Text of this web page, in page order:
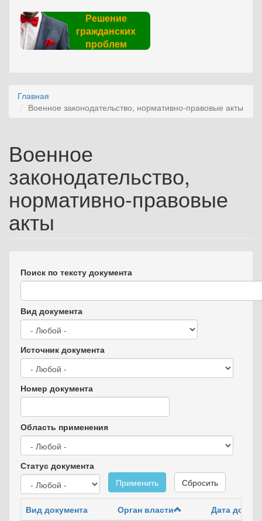
Решение
гражданских
проблем
Главная
Военное законодательство, нормативно-правовые акты
Военное
законодательство,
нормативно-правовые
акты
Поиск по тексту документа
Вид документа
Источник документа
Номер документа
Область применения
Статус документа
Применить
Сбросить
Вид документа Орган власти
Дата